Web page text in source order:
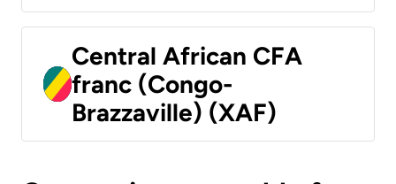
Central African CFA
franc (Congo-
Brazzaville) (XAF)